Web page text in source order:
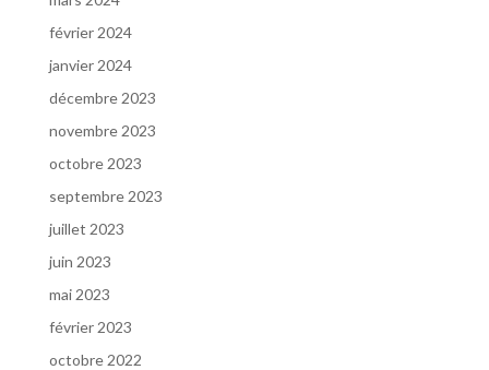
février 2024
janvier 2024
décembre 2023
novembre 2023
octobre 2023
septembre 2023
juillet 2023
juin 2023
mai 2023
février 2023
octobre 2022